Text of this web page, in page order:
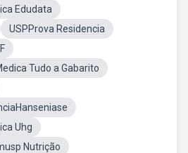
Edudata
USPProva Residencia
Tudo a Gabarito
Uhg
Nutrição